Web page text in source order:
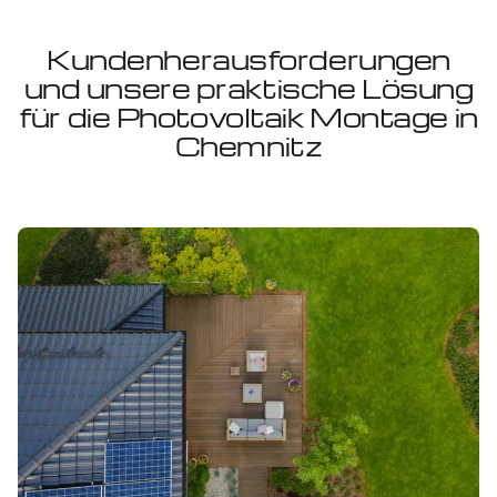
Kundenherausforderungen
und unsere praktische Lösung
für die Photovoltaik Montage in
Chemnitz